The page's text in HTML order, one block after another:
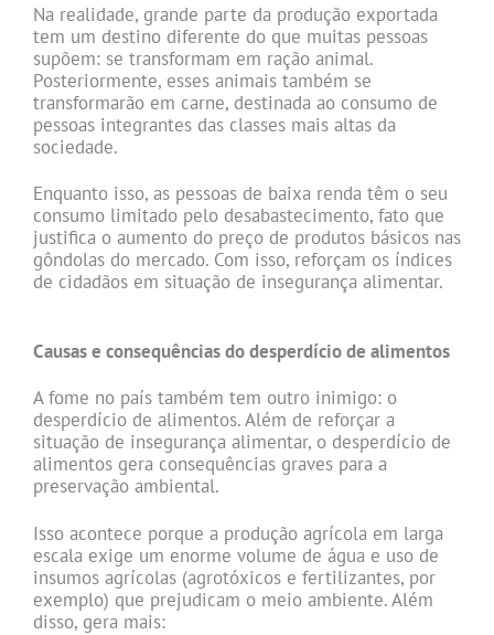
Na realidade, grande parte da produção exportada
tem um destino diferente do que muitas pessoas
supõem: se transformam em ração animal.
Posteriormente, esses animais também se
transformarão em carne, destinada ao consumo de
pessoas integrantes das classes mais altas da
sociedade.
Enquanto isso, as pessoas de baixa renda têm o seu
consumo limitado pelo desabastecimento, fato que
justifica o aumento do preço de produtos básicos nas
gôndolas do mercado. Com isso, reforçam os índices
de cidadãos em situação de insegurança alimentar.
Causas e consequências do desperdício de alimentos
A fome no país também tem outro inimigo: o
desperdício de alimentos. Além de reforçar a
situação de insegurança alimentar, o desperdício de
alimentos gera consequências graves para a
preservação ambiental.
Isso acontece porque a produção agrícola em larga
escala exige um enorme volume de água e uso de
insumos agrícolas (agrotóxicos e fertilizantes, por
exemplo) que prejudicam o meio ambiente. Além
disso, gera mais: